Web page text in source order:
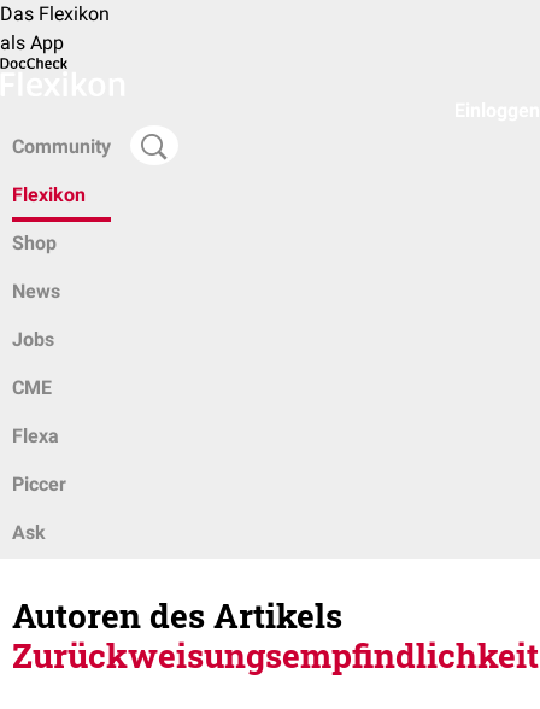
Das Flexikon
als App
Community
Flexikon
Shop
News
Jobs
CME
Flexa
Piccer
Ask
Autoren des Artikels
Zurückweisungsempfindlichkeit